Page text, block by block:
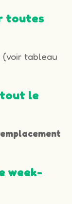
toutes
(voir tableau
le
week-